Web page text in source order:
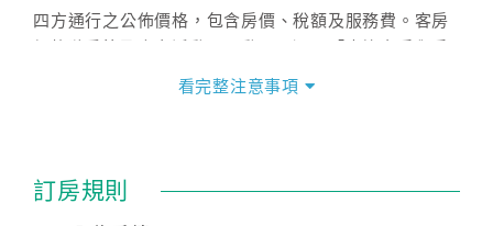
四方通行之公佈價格，包含房價、稅額及服務費。客房
價」之當日價格為標準。
話方式異動訂單。
看完整注意事項
訂房規則